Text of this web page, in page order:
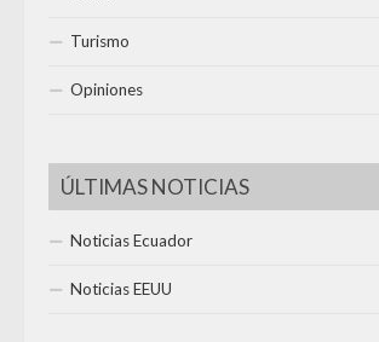
Turismo
Opiniones
ÚLTIMAS NOTICIAS
Noticias Ecuador
Noticias EEUU